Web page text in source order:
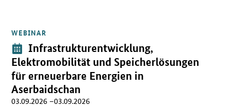
WEBINAR
Veranstaltung:
Infrastrukturentwicklung,
Elektromobilität und Speicherlösungen
für erneuerbare Energien in
Aserbaidschan
03.09.2026 –03.09.2026
Öffnet Einzelsicht